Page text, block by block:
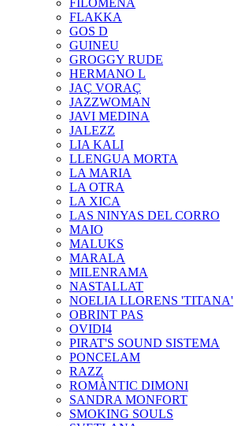
FILOMENA
FLAKKA
GOS D
GUINEU
GROGGY RUDE
HERMANO L
JAÇ VORAÇ
JAZZWOMAN
JAVI MEDINA
JALEZZ
LIA KALI
LLENGUA MORTA
LA MARIA
LA OTRA
LA XICA
LAS NINYAS DEL CORRO
MAIO
MALUKS
MARALA
MILENRAMA
NASTALLAT
NOELIA LLORENS 'TITANA'
OBRINT PAS
OVIDI4
PIRAT'S SOUND SISTEMA
PONCELAM
RAZZ
ROMÀNTIC DIMONI
SANDRA MONFORT
SMOKING SOULS